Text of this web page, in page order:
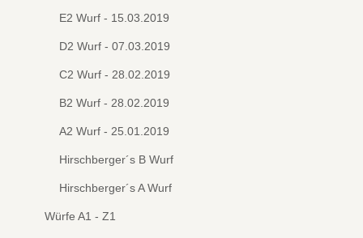
E2 Wurf - 15.03.2019
D2 Wurf - 07.03.2019
C2 Wurf - 28.02.2019
B2 Wurf - 28.02.2019
A2 Wurf - 25.01.2019
Hirschberger´s B Wurf
Hirschberger´s A Wurf
Würfe A1 - Z1